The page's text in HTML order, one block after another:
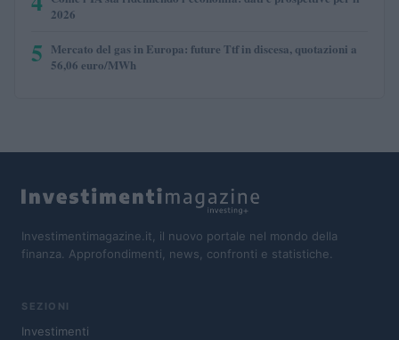
2026
5 Mercato del gas in Europa: future Ttf in discesa, quotazioni a
56,06 euro/MWh
Investimentimagazine.it, il nuovo portale nel mondo della
finanza. Approfondimenti, news, confronti e statistiche.
SEZIONI
Investimenti